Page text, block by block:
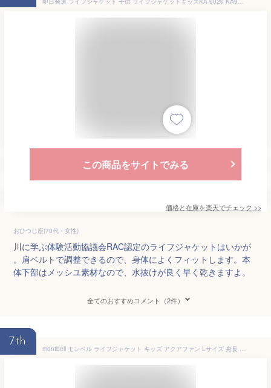
この商品をサイトでみる
価格と在庫を楽天でチェック >>
おひつじ座(70代・女性)
川に学ぶ体験活動協議会RAC認定のライフジャケットはいかが
。肩ベルトで調整できるので、身体によくフィットします。本
体下部はメッシユ素材なので、水抜けが良く早く乾きますよ。
全てのおすすめコメント（2件）
7th
montbell モンベル ライフジャケット キッズ アクアファン Lサイズ 身長 125cm ～ 155cm mont-bell